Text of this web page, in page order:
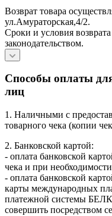
Возврат товара
ул.Амураторская,4/2.
Сроки и условия
законодательством.
Способы оплаты
лиц
1. Наличными с
товарного чека (копии
2. Банковской картой:
- оплата банковской
чека и при
- оплата банковской
карты международных
платежной системы
совершить посредством